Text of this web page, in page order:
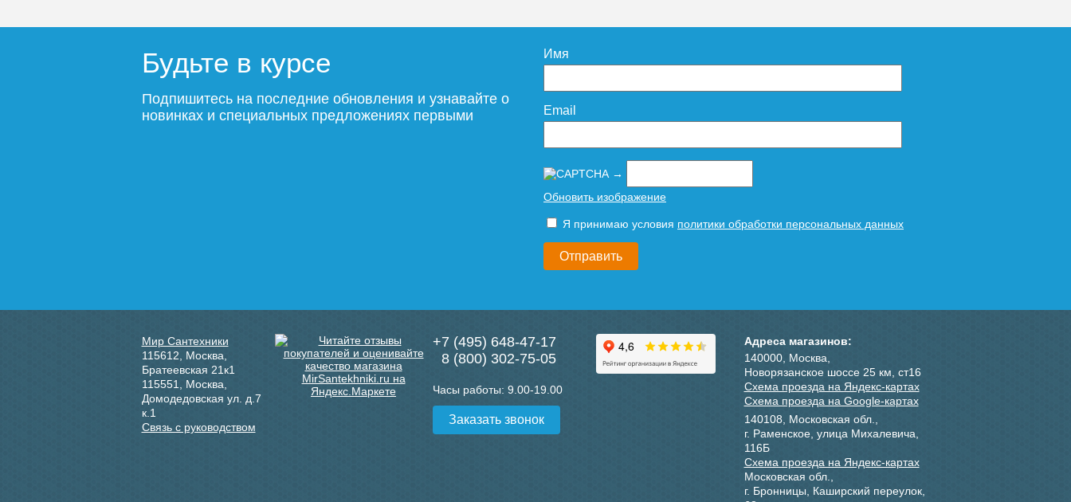
Будьте в курсе
Подпишитесь на последние обновления и узнавайте о
новинках и специальных предложениях первыми
Имя
Email
→
Обновить изображение
Я принимаю условия политики обработки персональных данных
Мир Сантехники
115612, Москва,
Братеевская 21к1
115551, Москва,
Домодедовская ул. д.7
к.1
Связь с руководством
+7 (495) 648-47-17
8 (800) 302-75-05
Часы работы: 9.00-19.00
Заказать звонок
Адреса магазинов:
140000, Москва,
Новорязанское шоссе 25 км, ст16
Схема проезда на Яндекс-картах
Схема проезда на Google-картах
140108, Московская обл.,
г. Раменское, улица Михалевича,
116Б
Схема проезда на Яндекс-картах
Московская обл.,
г. Бронницы, Каширский переулок,